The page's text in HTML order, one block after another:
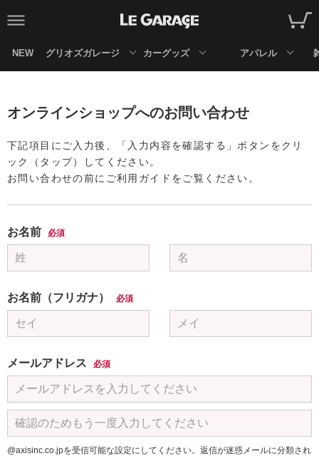
NEW グリオズガレージ カーグッズ アパレル
オンラインショップへのお問い合わせ
下記項目にご入力後、「入力内容を確認する」ボタンをクリ
ック（タップ）してください。
お問い合わせの前にご利用ガイドをご覧ください。
お名前 必須
お名前（フリガナ） 必須
メールアドレス 必須
@axisinc.co.jpを受信可能な設定にしてください。返信が迷惑メールに分類され